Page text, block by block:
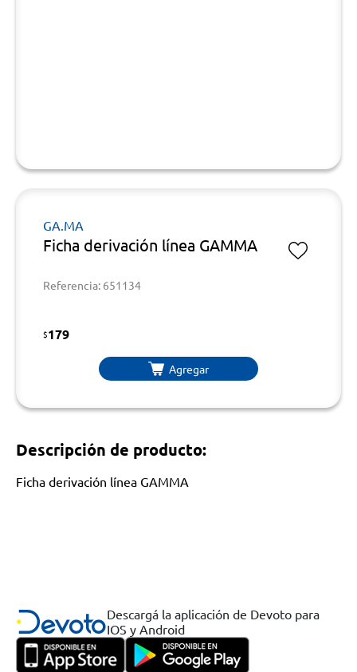
GA.MA
Ficha derivación línea GAMMA
Referencia: 651134
$179
Agregar
Descripción de producto:
Ficha derivación línea GAMMA
Descargá la aplicación de Devoto para
IOS y Android